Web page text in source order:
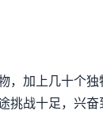
，加上几十个独
挑战十足，兴奋